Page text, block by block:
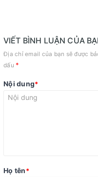
VIẾT BÌNH LUẬN CỦA
Địa chỉ email của bạn sẽ được
dấu *
Nội dung*
Họ tên*